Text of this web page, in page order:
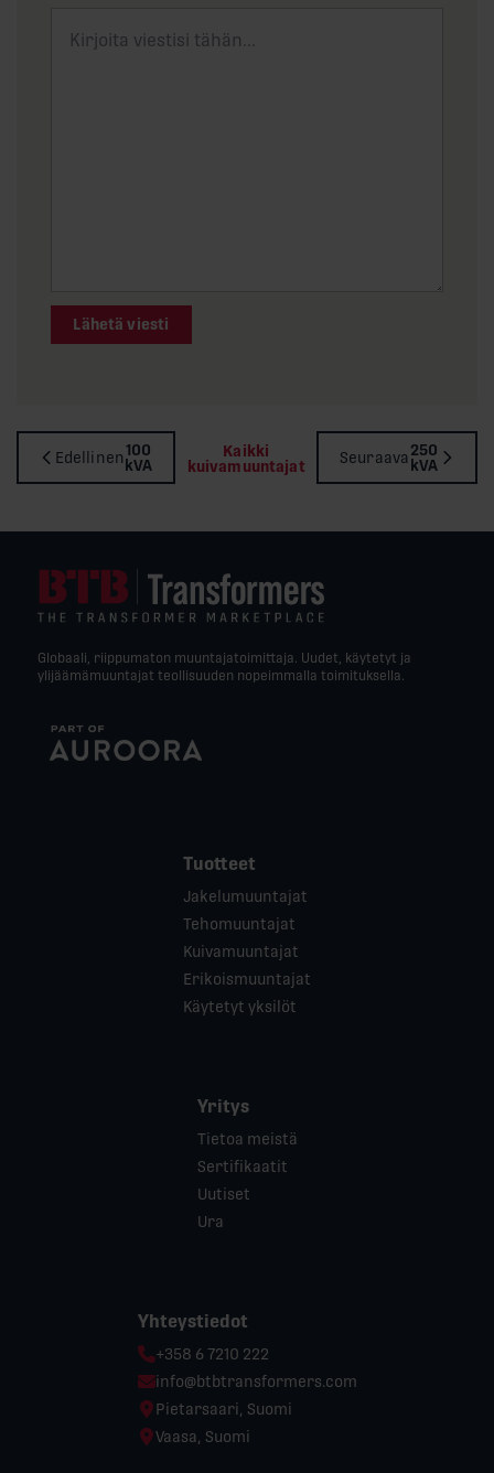
Lähetä viesti
Edellinen100
kVA
Kaikki
kuivamuuntajat
Seuraava250
kVA
Globaali, riippumaton muuntajatoimittaja. Uudet, käytetyt ja
ylijäämämuuntajat teollisuuden nopeimmalla toimituksella.
Tuotteet
Jakelumuuntajat
Tehomuuntajat
Kuivamuuntajat
Erikoismuuntajat
Käytetyt yksilöt
Yritys
Tietoa meistä
Sertifikaatit
Uutiset
Ura
Yhteystiedot
Phone:
+358 6 7210 222
Email:
info@btbtransformers.com
Location:
Pietarsaari, Suomi
Location:
Vaasa, Suomi